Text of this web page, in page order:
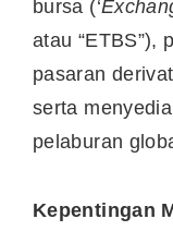
bursa (‘
atau “ETBS”),
pasaran
serta
pelaburan
Kepentingan